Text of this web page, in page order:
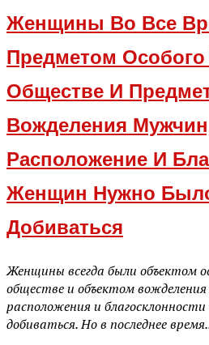
Женщины Во Все
Предметом
Обществе И
Вожделения
Расположение И
Женщин Нужно
Добиваться
Женщины всегда были объектом
обществе и объектом
расположения и
добиваться. Но в последнее